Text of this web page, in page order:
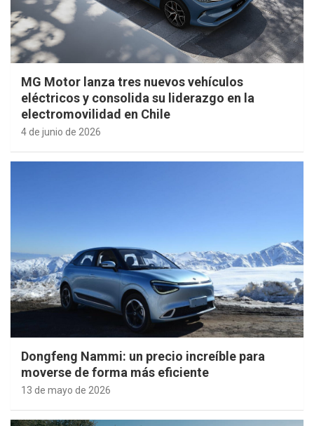
MG Motor lanza tres nuevos vehículos
eléctricos y consolida su liderazgo en la
electromovilidad en Chile
4 de junio de 2026
Dongfeng Nammi: un precio increíble para
moverse de forma más eficiente
13 de mayo de 2026